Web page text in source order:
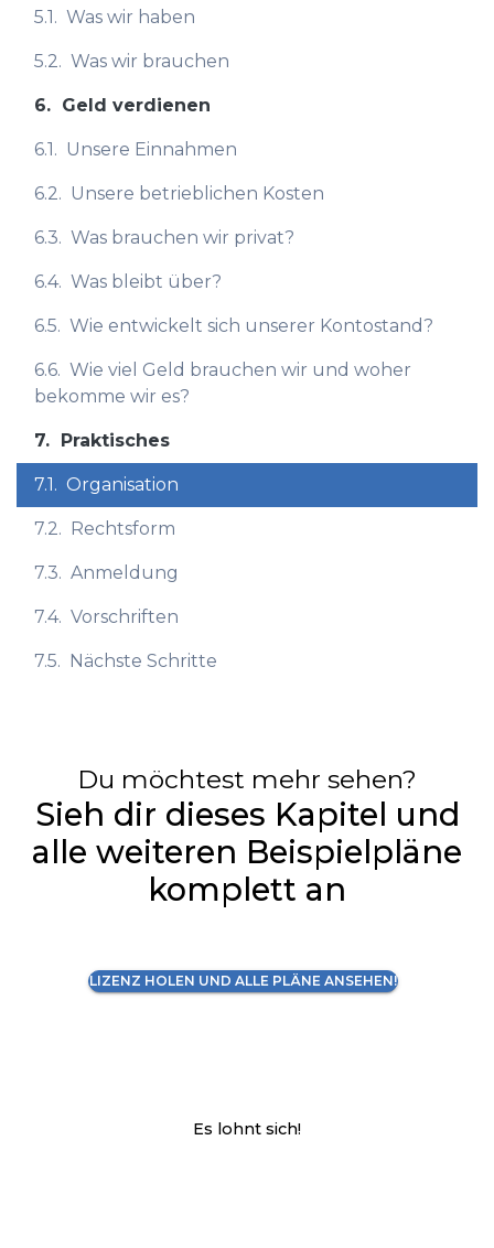
5.1. Was wir haben
5.2. Was wir brauchen
6. Geld verdienen
6.1. Unsere Einnahmen
6.2. Unsere betrieblichen Kosten
6.3. Was brauchen wir privat?
6.4. Was bleibt über?
6.5. Wie entwickelt sich unserer Kontostand?
6.6. Wie viel Geld brauchen wir und woher
bekomme wir es?
7. Praktisches
7.1. Organisation
7.2. Rechtsform
7.3. Anmeldung
7.4. Vorschriften
7.5. Nächste Schritte
Du möchtest mehr sehen?
Sieh dir dieses Kapitel und
alle weiteren Beispielpläne
komplett an
LIZENZ HOLEN UND ALLE PLÄNE ANSEHEN!
Es lohnt sich!